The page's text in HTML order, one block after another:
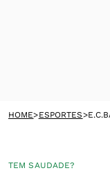
HOME>ESPORTES>
TEM SAUDADE?